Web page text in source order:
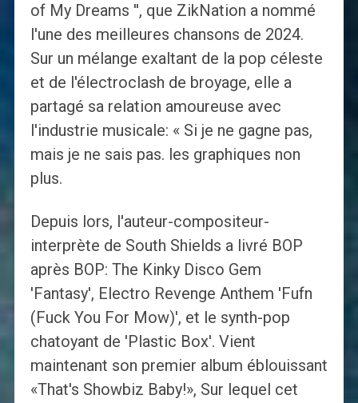
of My Dreams '', que ZikNation a nommé
l'une des meilleures chansons de 2024.
Sur un mélange exaltant de la pop céleste
et de l'électroclash de broyage, elle a
partagé sa relation amoureuse avec
l'industrie musicale: « Si je ne gagne pas,
mais je ne sais pas. les graphiques non
plus.
Depuis lors, l'auteur-compositeur-
interprète de South Shields a livré BOP
après BOP: The Kinky Disco Gem
'Fantasy', Electro Revenge Anthem 'Fufn
(Fuck You For Mow)', et le synth-pop
chatoyant de 'Plastic Box'. Vient
maintenant son premier album éblouissant
«That's Showbiz Baby!», Sur lequel cet